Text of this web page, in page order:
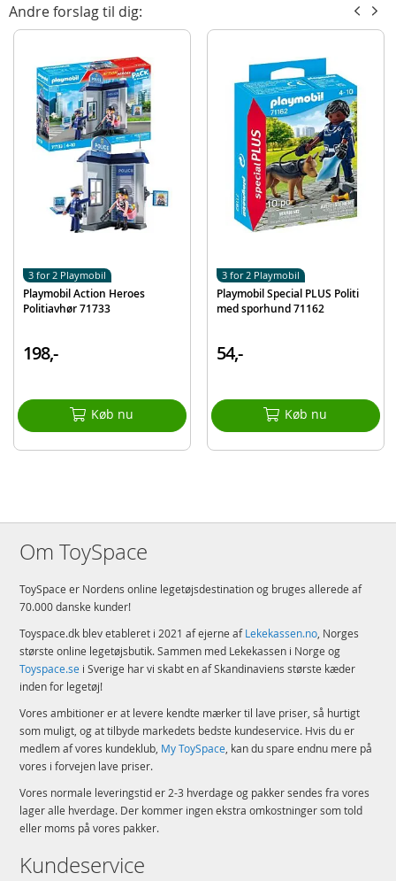
Detaljer:
Alder: fra 4 år
Produktdetaljer
Model
Andre forslag til dig:
Playmobil Action Heroes
Politiavhør 71733
198,-
Køb nu
3 for 2 Playmobil
Playmobil Special PLUS Politi
med sporhund 71162
54,-
Køb nu
3 for 2 Playmobil
Om ToySpace
ToySpace er Nordens online legetøjsdestination og bruges allerede af
70.000 danske kunder!
Toyspace.dk blev etableret i 2021 af ejerne afLekekassen.no, Norges
største online legetøjsbutik. Sammen med Lekekassen i Norge og
Toyspace.se i Sverige har vi skabt en af Skandinaviens største kæder
inden for legetøj!
Vores ambitioner er at levere kendte mærker til lave priser, så hurtigt
som muligt, og at tilbyde markedets bedste kundeservice. Hvis du er
medlem af vores kundeklub, My ToySpace, kan du spare endnu mere på
vores i forvejen lave priser.
Vores normale leveringstid er 2-3 hverdage og pakker sendes fra vores
lager alle hverdage. Der kommer ingen ekstra omkostninger som told
eller moms på vores pakker.
Kundeservice